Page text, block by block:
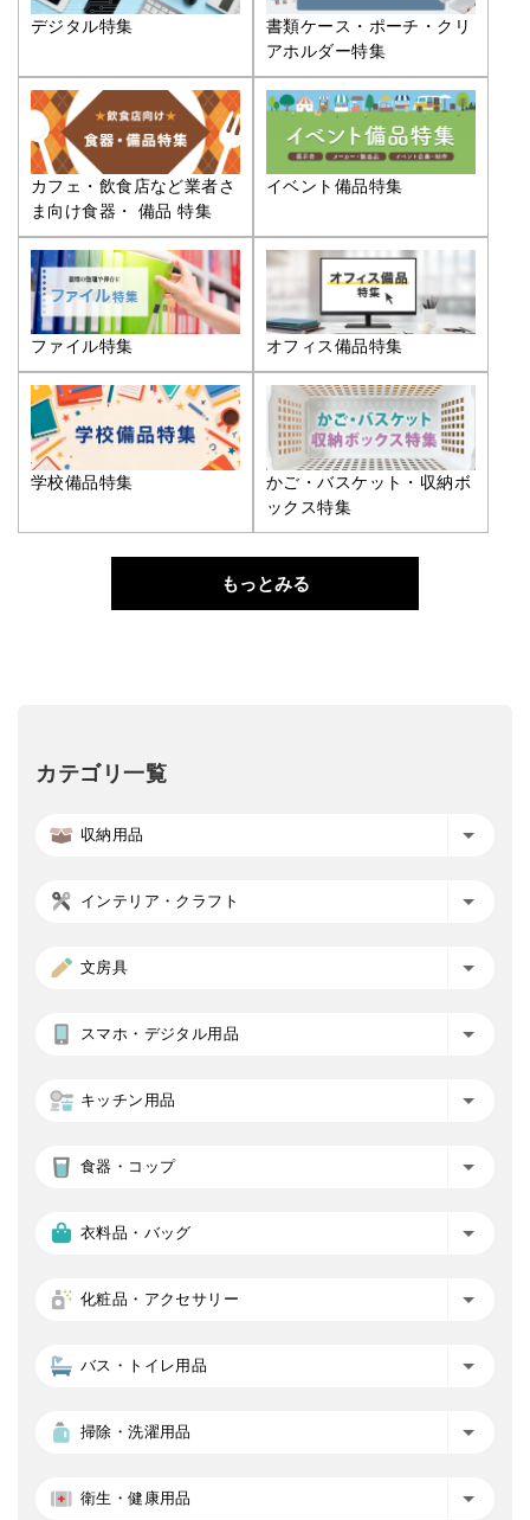
デジタル特集
書類ケース・ポーチ・クリ
アホルダー特集
カフェ・飲食店など業者さ
ま向け食器・ 備品 特集
イベント備品特集
ファイル特集 オフィス備品特集
学校備品特集
かご・バスケット・収納ボ
ックス特集
もっとみる
カテゴリ一覧
収納用品
インテリア・クラフト
文房具
スマホ・デジタル用品
キッチン用品
食器・コップ
衣料品・バッグ
化粧品・アクセサリー
バス・トイレ用品
掃除・洗濯用品
衛生・健康用品